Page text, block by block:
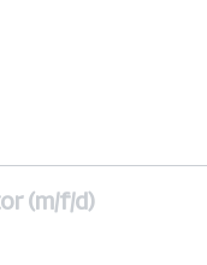
(m/f/d)